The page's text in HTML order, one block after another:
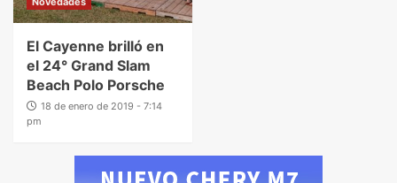
El Cayenne brilló en
el 24° Grand Slam
Beach Polo Porsche
18 de enero de 2019 - 7:14
pm